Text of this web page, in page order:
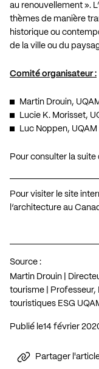
au renouvellement ».
thèmes de manière
historique ou
de la ville ou du
Comité organisateur :
Martin Drouin,
Lucie K. Morisset,
Luc Noppen, UQAM
Pour consulter la
Pour visiter le site
l’architecture au
Source :
Martin Drouin |
tourisme |
touristiques ESG
Publié le 14 février
Partager